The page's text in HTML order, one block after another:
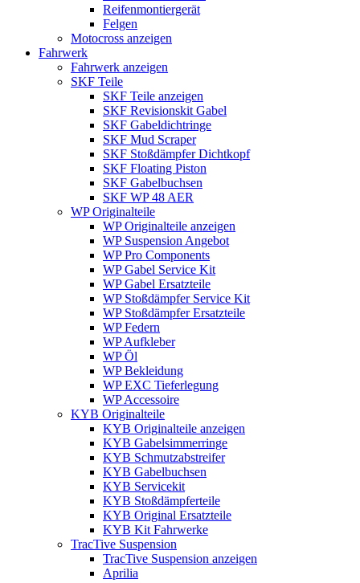
Reifenmontiergerät
Felgen
Motocross anzeigen
Fahrwerk
Fahrwerk anzeigen
SKF Teile
SKF Teile anzeigen
SKF Revisionskit Gabel
SKF Gabeldichtringe
SKF Mud Scraper
SKF Stoßdämpfer Dichtkopf
SKF Floating Piston
SKF Gabelbuchsen
SKF WP 48 AER
WP Originalteile
WP Originalteile anzeigen
WP Suspension Angebot
WP Pro Components
WP Gabel Service Kit
WP Gabel Ersatzteile
WP Stoßdämpfer Service Kit
WP Stoßdämpfer Ersatzteile
WP Federn
WP Aufkleber
WP Öl
WP Bekleidung
WP EXC Tieferlegung
WP Accessoire
KYB Originalteile
KYB Originalteile anzeigen
KYB Gabelsimmerringe
KYB Schmutzabstreifer
KYB Gabelbuchsen
KYB Servicekit
KYB Stoßdämpferteile
KYB Original Ersatzteile
KYB Kit Fahrwerke
TracTive Suspension
TracTive Suspension anzeigen
Aprilia